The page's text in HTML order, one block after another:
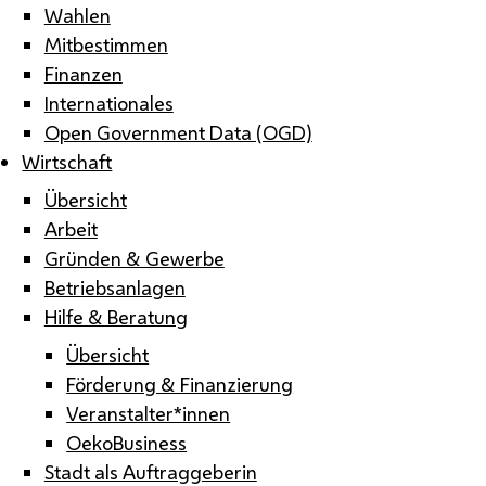
Wahlen
Mitbestimmen
Finanzen
Internationales
Open Government Data (OGD)
Wirtschaft
Übersicht
Arbeit
Gründen & Gewerbe
Betriebsanlagen
Hilfe & Beratung
Übersicht
Förderung & Finanzierung
Veranstalter*innen
OekoBusiness
Stadt als Auftraggeberin